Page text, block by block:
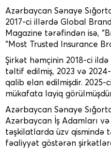
Azərbaycan Sənaye
2017-ci illərdə Global
Magazine tərəfindən isə,
“Most Trusted Insurance
Şirkət həmçinin 2018-ci
təltif edilmiş, 2023 və
qalib elan edilmişdir. 2025-
mükafata layiq
Azərbaycan Sənaye
Azərbaycan İş Adamları və
təşkilatlarda üzv qismində
fəaliyyət göstərən